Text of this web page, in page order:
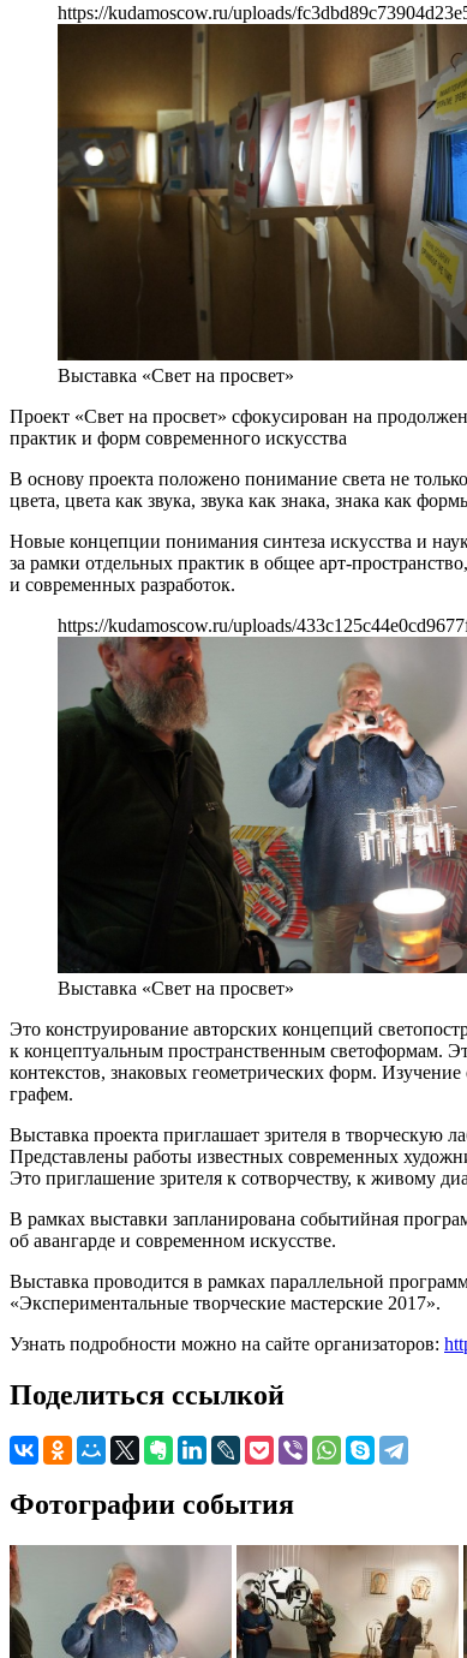
https://kudamoscow.ru/uploads/
Выставка «Свет на просвет»
Проект «Свет на просвет» сфокусирован на
практик и форм современного искусства
В основу проекта положено понимание света не
цвета, цвета как звука, звука как знака, знака как
Новые концепции понимания синтеза искусства и
за рамки отдельных практик в общее арт­-
и современных разработок.
https://kudamoscow.ru/uploads/
Выставка «Свет на просвет»
Это конструирование авторских концепций
к концептуальным пространственным светоформам.
контекстов, знаковых геометрических форм.
графем.
Выставка проекта приглашает зрителя в творческую
Представлены работы известных современных
Это приглашение зрителя к сотворчеству, к живому
В рамках выставки запланирована событийная
об авангарде и современном искусстве.
Выставка проводится в рамках параллельной
«Экспериментальные творческие мастерские ­2017».
Узнать подробности можно на сайте организаторов:
Поделиться ссылкой
Фотографии события